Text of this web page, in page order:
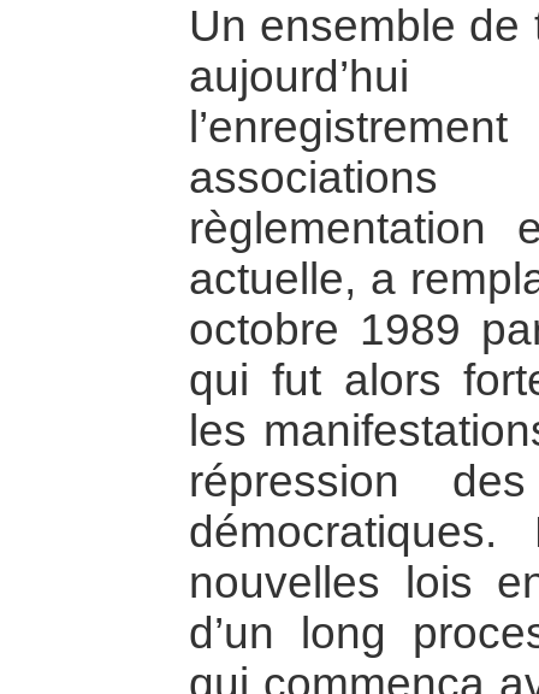
Un ensemble de
règlementation
actuelle, a
octobre 1989
qui fut alors
les
répression
nouvelles lois
d’un long
qui commença